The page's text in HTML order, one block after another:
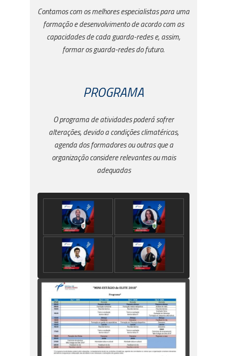
Contamos com os melhores especialistas para uma
formação e desenvolvimento de acordo com as
capacidades de cada guarda-redes e, assim,
formar os guarda-redes do futuro.
PROGRAMA
O programa de atividades poderá sofrer
alterações, devido a condições climatéricas,
agenda dos formadores ou outras que a
organização considere relevantes ou mais
adequadas